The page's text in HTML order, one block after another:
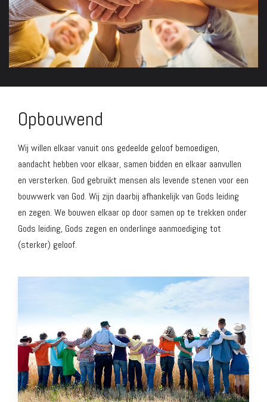
Opbouwend
Wij willen elkaar vanuit ons gedeelde geloof bemoedigen,
aandacht hebben voor elkaar, samen bidden en elkaar aanvullen
en versterken. God gebruikt mensen als levende stenen voor een
bouwwerk van God. Wij zijn daarbij afhankelijk van Gods leiding
en zegen. We bouwen elkaar op door samen op te trekken onder
Gods leiding, Gods zegen en onderlinge aanmoediging tot
(sterker) geloof.